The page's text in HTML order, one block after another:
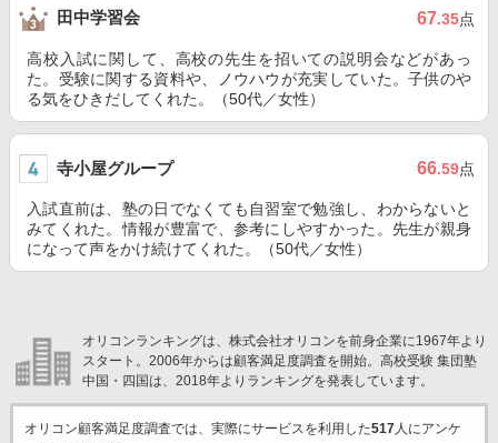
田中学習会 67.35点
高校入試に関して、高校の先生を招いての説明会などがあっ
た。受験に関する資料や、ノウハウが充実していた。子供のや
る気をひきだしてくれた。（50代／女性）
寺小屋グループ 66.59点
入試直前は、塾の日でなくても自習室で勉強し、わからないと
みてくれた。情報が豊富で、参考にしやすかった。先生が親身
になって声をかけ続けてくれた。（50代／女性）
オリコンランキングは、株式会社オリコンを前身企業に1967年より
スタート。2006年からは顧客満足度調査を開始。高校受験 集団塾
中国・四国は、2018年よりランキングを発表しています。
オリコン顧客満足度調査では、実際にサービスを利用した517人にアンケ